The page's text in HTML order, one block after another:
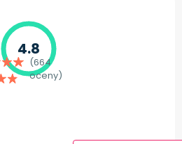
4.8
(664
oceny)